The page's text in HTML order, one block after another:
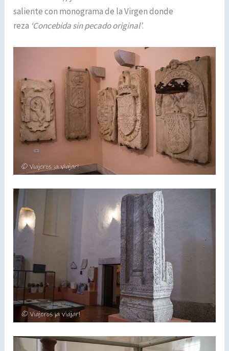
saliente con monograma de la Virgen donde
reza ‘Concebida sin pecado original’.